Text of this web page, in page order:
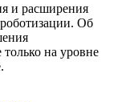
и расширения
Об
только на уровне